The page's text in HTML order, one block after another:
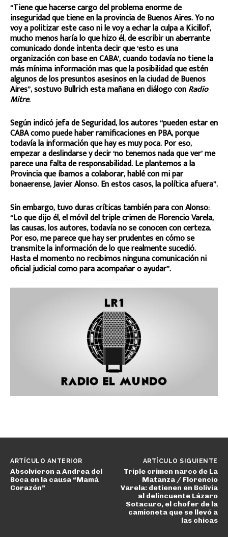
“Tiene que hacerse cargo del problema enorme de
inseguridad que tiene en la provincia de Buenos Aires. Yo no
voy a politizar este caso ni le voy a echar la culpa a Kicillof,
mucho menos haría lo que hizo él, de escribir un aberrante
comunicado donde intenta decir que ‘esto es una
organización con base en CABA’, cuando todavía no tiene la
más mínima información mas que la posibilidad que estén
algunos de los presuntos asesinos en la ciudad de Buenos
Aires”, sostuvo Bullrich esta mañana en diálogo conRadio
Mitre.
Según indicó jefa de Seguridad, los autores “pueden estar en
CABA como puede haber ramificaciones en PBA, porque
todavía la información que hay es muy poca. Por eso,
empezar a deslindarse y decir ‘no tenemos nada que ver’ me
parece una falta de responsabilidad. Le plantemos a la
Provincia que íbamos a colaborar, hablé con mi par
bonaerense, Javier Alonso. En estos casos, la política afuera”.
Sin embargo, tuvo duras críticas también para con Alonso:
“Lo que dijo él, el móvil del triple crimen de Florencio Varela,
las causas, los autores, todavía no se conocen con certeza.
Por eso, me parece que hay ser prudentes en cómo se
transmite la información de lo que realmente sucedió.
Hasta el momento no recibimos ninguna comunicación ni
oficial judicial como para acompañar o ayudar”.
ARTÍCULO ANTERIOR
Absolvieron a Andrea del
Boca en la causa “Mamá
Corazón”
ARTÍCULO SIGUIENTE
Triple crimen narco de La
Matanza / Florencio
Varela: detienen en Bolivia
al delincuente Lázaro
Sotacuro, el chofer de la
camioneta que se llevó a
las chicas